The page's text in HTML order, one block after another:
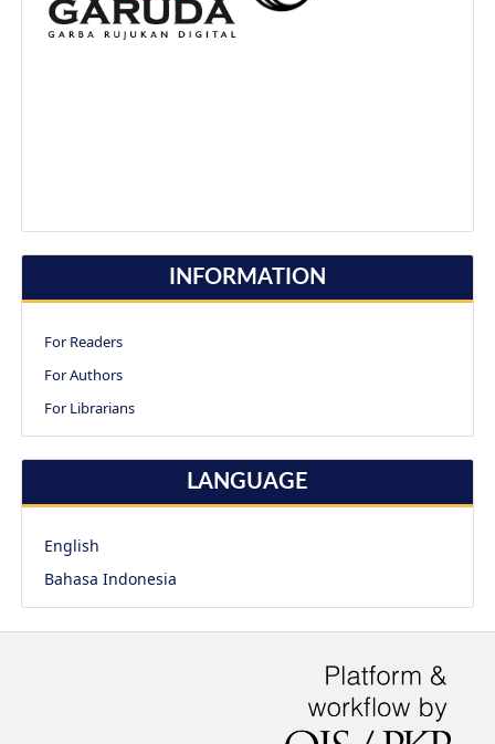
INFORMATION
For Readers
For Authors
For Librarians
LANGUAGE
English
Bahasa Indonesia